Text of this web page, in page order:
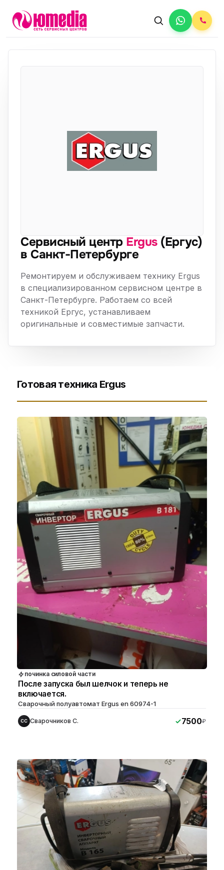
Сервисный центр Ergus(Ергус)
в Санкт-Петербурге
Ремонтируем и обслуживаем технику Ergus
в специализированном сервисном центре в
Санкт-Петербурге. Работаем со всей
техникой Ергус, устанавливаем
оригинальные и совместимые запчасти.
Готовая техника Ergus
починка силовой части
После запуска был шелчок и теперь не
включается.
Сварочный полуавтомат Ergus en 60974-1
СС Сварочников С. 7500₽